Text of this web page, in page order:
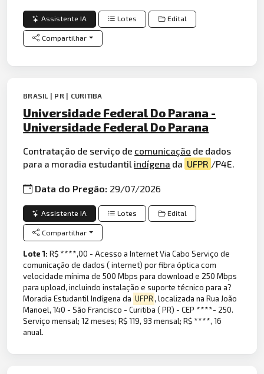
Assistente IA Lotes Edital
Compartilhar
BRASIL | PR | CURITIBA
Universidade Federal Do Parana -
Universidade Federal Do Parana
Contratação de serviço de comunicação de dados
para a moradia estudantil indígena da UFPR /P4E.
Data do Pregão: 29/07/2026
Assistente IA Lotes Edital
Compartilhar
Lote 1:R$ ****,00 - Acesso a Internet Via Cabo Serviço de
comunicação de dados ( internet) por fibra óptica com
velocidade mínima de 500 Mbps para download e 250 Mbps
para upload, incluindo instalação e suporte técnico para a?
Moradia Estudantil Indígena da UFPR, localizada na Rua João
Manoel, 140 - São Francisco - Curitiba ( PR) - CEP ****- 250.
Serviço mensal; 12 meses; R$ 119, 93 mensal; R$ ****, 16
anual.